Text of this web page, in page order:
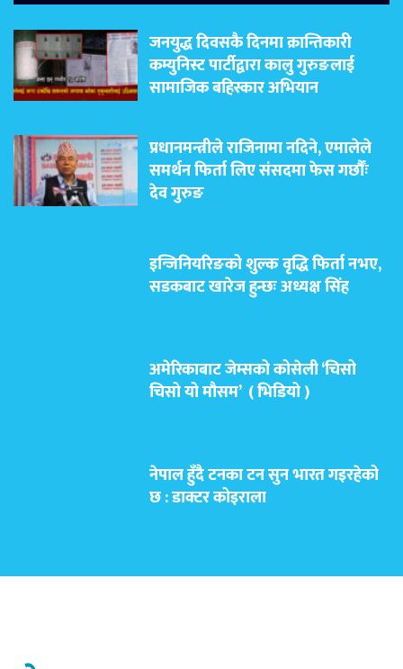
जनयुद्ध दिवसकै दिनमा क्रान्तिकारी
कम्युनिस्ट पार्टीद्वारा कालु गुरुङलाई
सामाजिक बहिस्कार अभियान
प्रधानमन्त्रीले राजिनामा नदिने, एमालेले
समर्थन फिर्ता लिए संसदमा फेस गर्छौंः
देव गुरुङ
इन्जिनियरिङको शुल्क वृद्धि फिर्ता नभए,
सडकबाट खारेज हुन्छः अध्यक्ष सिंह
अमेरिकाबाट जेम्सको कोसेली ‘चिसो
चिसो यो मौसम’ ( भिडियो )
नेपाल हुँदै टनका टन सुन भारत गइरहेको
छ : डाक्टर कोइराला